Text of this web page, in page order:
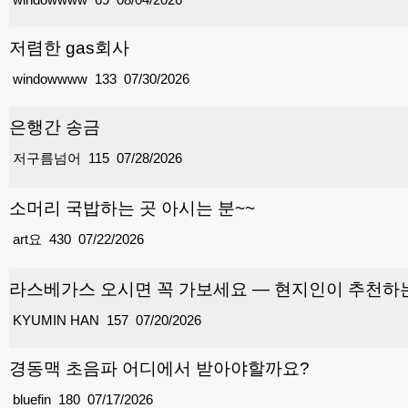
저렴한 gas회사
133
windowwww 07/30/2026
은행간 송금
115
저구름넘어 07/28/2026
소머리 국밥하는 곳 아시는 분~~
430
art요 07/22/2026
라스베가스 오시면 꼭 가보세요 — 현지인이 추천하
157
KYUMIN HAN 07/20/2026
경동맥 초음파 어디에서 받아야할까요?
180
bluefin 07/17/2026